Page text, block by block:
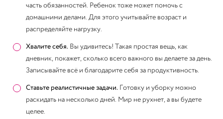
часть обязанностей. Ребенок тоже может помочь с
домашними делами. Для этого учитывайте возраст и
распределяйте нагрузку.
Хвалите себя. Вы удивитесь! Такая простая вещь, как
дневник, покажет, сколько всего важного вы делаете за день.
Записывайте всё и благодарите себя за продуктивность.
Ставьте реалистичные задачи. Готовку и уборку можно
раскидать на несколько дней. Мир не рухнет, а вы будете
целее.